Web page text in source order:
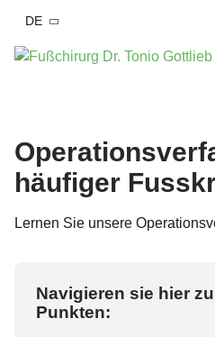
DE
Behandlungen
Hallux Valgus
Hallux valgusHallux
Hallux
häufiger
Lernen Sie unsere
Navigieren sie hier
Punkten: